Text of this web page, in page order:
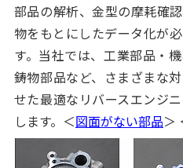
部品の解析、金型の摩耗確
物をもとにしたデータ化が
す。当社では、工業部品・
鋳物部品など、さまざまな
せた最適なリバースエンジ
します。＜図面がない部品＞